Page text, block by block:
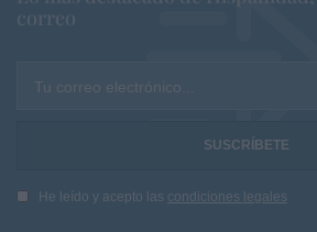
correo
Tu correo electrónico...
He leído y acepto las condiciones legales